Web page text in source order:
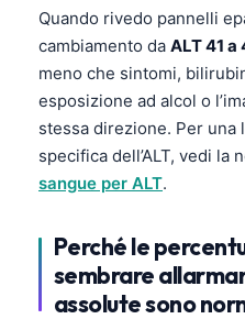
Quando rivedo pannelli
cambiamento da ALT 41 a
meno che sintomi,
esposizione ad alcol o
stessa direzione. Per
specifica dell’ALT, vedi la
sangue per ALT.
Perché le
sembrare
assolute sono